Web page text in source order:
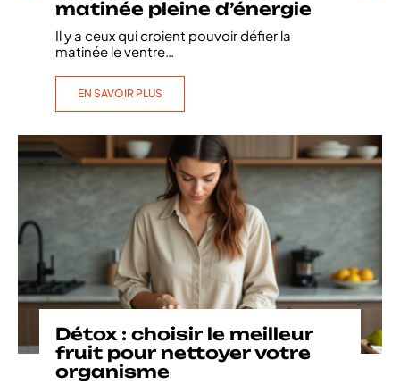
matinée pleine d’énergie
Il y a ceux qui croient pouvoir défier la
matinée le ventre…
EN SAVOIR PLUS
Détox : choisir le meilleur
fruit pour nettoyer votre
organisme